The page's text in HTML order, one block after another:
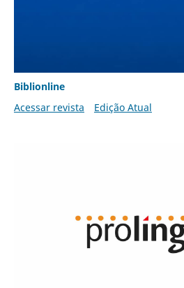
Biblionline
Acessar revista
Edição Atual